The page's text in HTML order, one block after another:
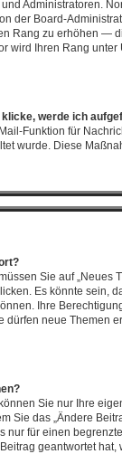
Administratoren.
der Board-
Rang zu erhöhen —
wird Ihren Rang
werde ich
Funktion für
wurde. Diese
Sie auf „Neues
Es könnte sein,
Ihre
dürfen neue Themen
Sie nur Ihre
Sie das „Ändere
nur für einen
geantwortet hat,